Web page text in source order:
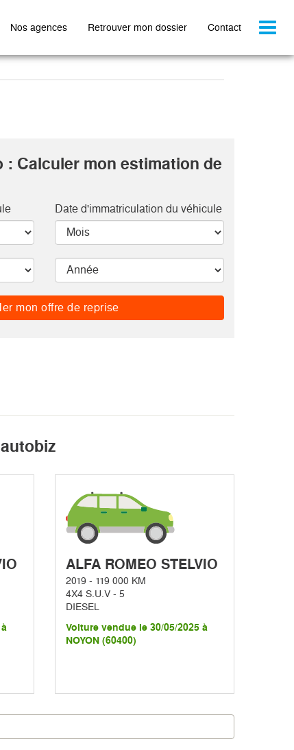
Nos agences Retrouver mon dossier Contact
: Calculer mon estimation de
Date d'immatriculation du véhicule
mon offre de reprise
ALFA ROMEO STELVIO
2019 - 119 000 KM
4X4 S.U.V - 5
DIESEL
Voiture vendue le 30/05/2025 à
NOYON (60400)